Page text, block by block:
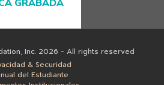
GRABADA
Inc. 2026 - All rights reserved
& Securidad
del Estudiante